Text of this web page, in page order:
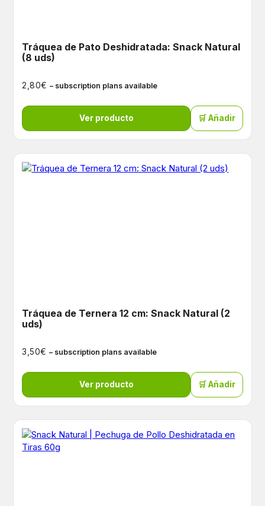
Tráquea de Pato Deshidratada: Snack Natural
(8 uds)
2,80€ – subscription plans available
Ver producto 🛒 Añadir
Tráquea de Ternera 12 cm: Snack Natural (2
uds)
3,50€ – subscription plans available
Ver producto 🛒 Añadir